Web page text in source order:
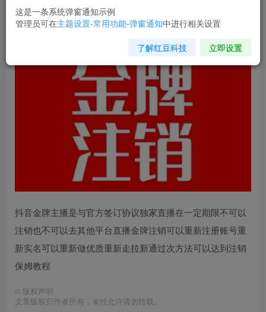
抖音金牌主播账号，自己注销不了的，秒注销教程
抖音金牌主播是与官方签订协议独家直播在一定期限不可以
注销也不可以去其他平台直播金牌注销可以重新注册账号重
新实名可以重新做优质重新走拉新通过次方法可以达到注销
保姆教程
© 版权声明
文章版权归作者所有，未经允许请勿转载。
这是一条系统弹窗通知示例
管理员可在主题设置-常用功能-弹窗通知中进行相关设置
了解红豆科技 立即设置